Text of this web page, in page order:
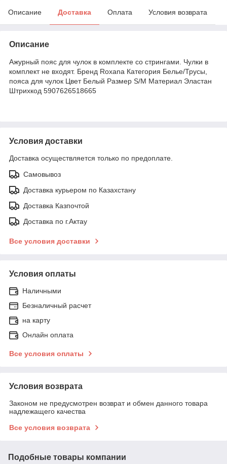
Описание Доставка Оплата Условия возврата
Описание
Ажурный пояс для чулок в комплекте со стрингами. Чулки в
комплект не входят. Бренд Roxana Категория Белье/Трусы,
пояса для чулок Цвет Белый Размер S/M Материал Эластан
Штрихкод 5907626518665
Условия доставки
Доставка осуществляется только по предоплате.
Самовывоз
Доставка курьером по Казахстану
Доставка Казпочтой
Доставка по г.Актау
Все условия доставки
Условия оплаты
Наличными
Безналичный расчет
на карту
Онлайн оплата
Все условия оплаты
Условия возврата
Законом не предусмотрен возврат и обмен данного товара
надлежащего качества
Все условия возврата
Подобные товары компании